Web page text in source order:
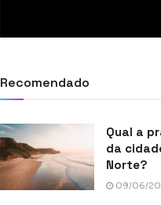
Recomendado
Qual a
da
Norte?
09/06/